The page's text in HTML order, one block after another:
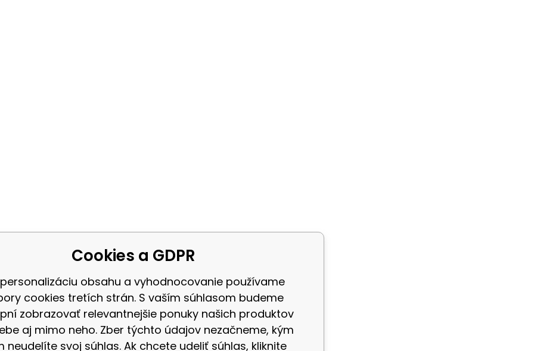
Cookies a GDPR
obsahu a vyhodnocovanie používame
cookies tretích strán. S vaším súhlasom budeme
zobrazovať relevantnejšie ponuky našich produktov
aj mimo neho. Zber týchto údajov nezačneme, kým
neudelíte svoj súhlas. Ak chcete udeliť súhlas, kliknite